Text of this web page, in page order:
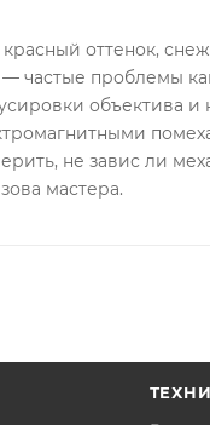
красный оттенок,
частые проблемы
объектива и
не завис ли
мастера.